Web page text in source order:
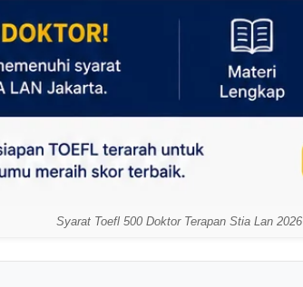
Syarat Toefl 500 Doktor Terapan Stia Lan 2026